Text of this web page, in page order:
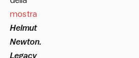
mostra
Helmut
Newton.
Legacy